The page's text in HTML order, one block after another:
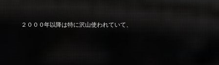
２０００年以降は特に沢山使われていて、